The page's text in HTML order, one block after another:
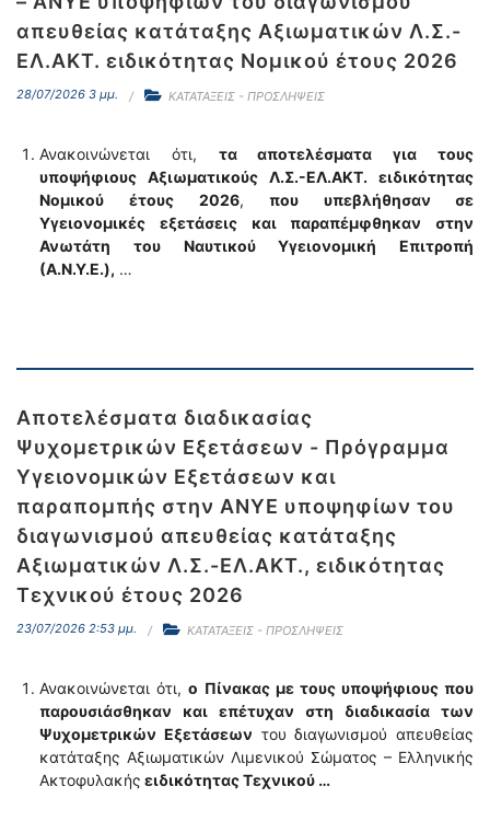
απευθείας κατάταξης Αξιωματικών Λ.Σ.-
ΕΛ.ΑΚΤ. ειδικότητας Νομικού έτους 2026
28/07/2026 3 μμ. ΚΑΤΑΤΑΞΕΙΣ - ΠΡΟΣΛΗΨΕΙΣ
Ανακοινώνεται ότι, τα αποτελέσματα για τους
υποψήφιους Αξιωματικούς Λ.Σ.-ΕΛ.ΑΚΤ. ειδικότητας
Νομικού
έτους 2026,που υπεβλήθησαν σε
Υγειονομικές εξετάσεις και παραπέμφθηκαν στην
Ανωτάτη του Ναυτικού Υγειονομική Επιτροπή
(Α.Ν.Υ.Ε.), …
Αποτελέσματα διαδικασίας
Ψυχομετρικών Εξετάσεων - Πρόγραμμα
Υγειονομικών Εξετάσεων και
παραπομπής στην ΑΝΥΕ υποψηφίων του
διαγωνισμού απευθείας κατάταξης
Αξιωματικών Λ.Σ.-ΕΛ.ΑΚΤ., ειδικότητας
Τεχνικού έτους 2026
23/07/2026 2:53 μμ. ΚΑΤΑΤΑΞΕΙΣ - ΠΡΟΣΛΗΨΕΙΣ
Ανακοινώνεται ότι, ο Πίνακας με τους υποψήφιους που
παρουσιάσθηκαν και επέτυχαν στη διαδικασία των
Ψυχομετρικών Εξετάσεων του διαγωνισμού απευθείας
κατάταξης Αξιωματικών Λιμενικού Σώματος – Ελληνικής
Ακτοφυλακής ειδικότητας Τεχνικού …